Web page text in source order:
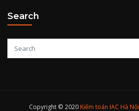
Search
Copyright © 2020Kiểm toán IAC Hà Nội